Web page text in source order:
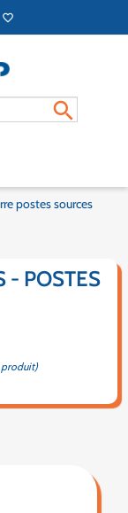
favorite_border

postes sources
- POSTES
produit)